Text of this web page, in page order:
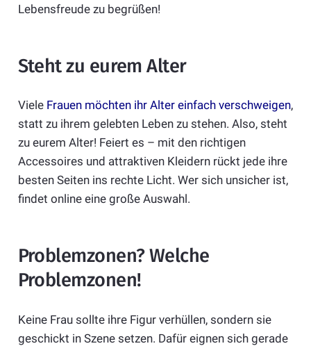
Lebensfreude zu begrüßen!
Steht zu eurem Alter
Viele Frauen möchten ihr Alter einfach verschweigen,
statt zu ihrem gelebten Leben zu stehen. Also, steht
zu eurem Alter! Feiert es – mit den richtigen
Accessoires und attraktiven Kleidern rückt jede ihre
besten Seiten ins rechte Licht. Wer sich unsicher ist,
findet online eine große Auswahl.
Problemzonen? Welche
Problemzonen!
Keine Frau sollte ihre Figur verhüllen, sondern sie
geschickt in Szene setzen. Dafür eignen sich gerade